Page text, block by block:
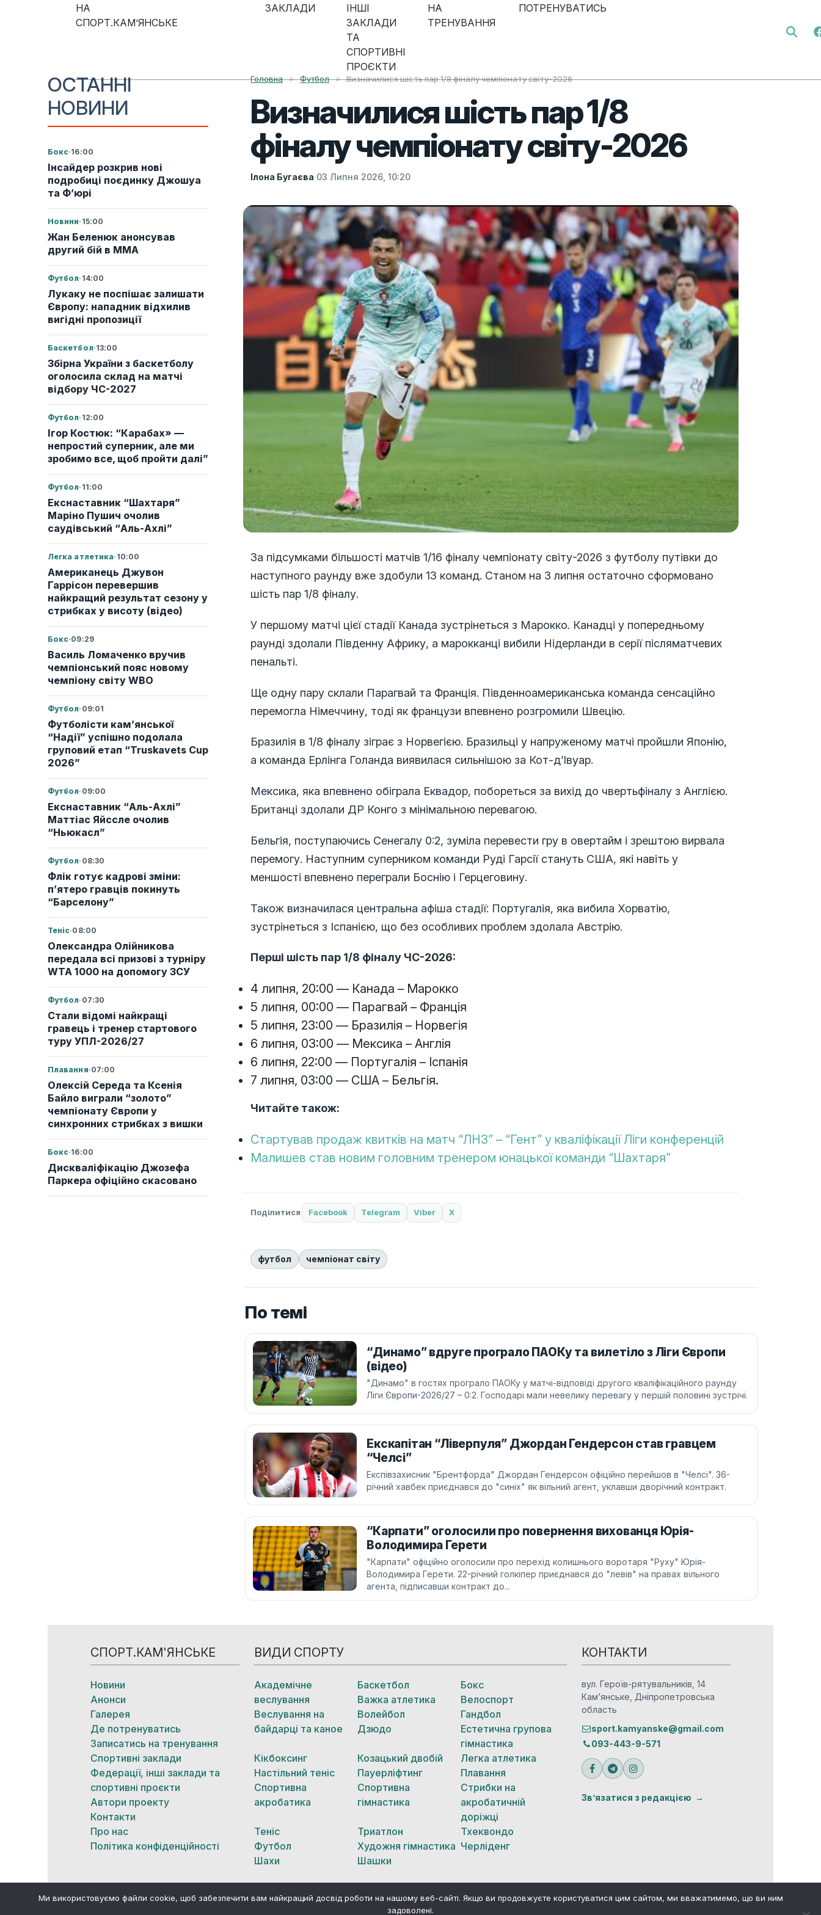
Skip to content
НА
СПОРТ.КАМ’ЯНСЬКЕ
ЗАКЛАДИ
ІНШІ
ЗАКЛАДИ
ТА
СПОРТИВНІ
ПРОЄКТИ
НА
ТРЕНУВАННЯ
ПОТРЕНУВАТИСЬ
ОСТАННІ
НОВИНИ
Бокс·16:00
Інсайдер розкрив нові
подробиці поєдинку Джошуа
та Ф’юрі
Новини· 15:00
Жан Беленюк анонсував
другий бій в ММА
Футбол· 14:00
Лукаку не поспішає залишати
Європу: нападник відхилив
вигідні пропозиції
Баскетбол·13:00
Збірна України з баскетболу
оголосила склад на матчі
відбору ЧС-2027
Футбол· 12:00
Ігор Костюк: “Карабах» —
непростий суперник, але ми
зробимо все, щоб пройти далі”
Футбол· 11:00
Екснаставник “Шахтаря”
Маріно Пушич очолив
саудівський “Аль-Ахлі”
Легка атлетика· 10:00
Американець Джувон
Гаррісон перевершив
найкращий результат сезону у
стрибках у висоту (відео)
Бокс·09:29
Василь Ломаченко вручив
чемпіонський пояс новому
чемпіону світу WBO
Футбол· 09:01
Футболісти кам’янської
“Надії” успішно подолала
груповий етап “Truskavets Cup
2026”
Футбол· 09:00
Екснаставник “Аль-Ахлі”
Маттіас Яйссле очолив
“Ньюкасл”
Футбол· 08:30
Флік готує кадрові зміни:
п’ятеро гравців покинуть
“Барселону”
Теніс·08:00
Олександра Олійникова
передала всі призові з турніру
WTA 1000 на допомогу ЗСУ
Футбол· 07:30
Стали відомі найкращі
гравець і тренер стартового
туру УПЛ-2026/27
Плавання·07:00
Олексій Середа та Ксенія
Байло виграли “золото”
чемпіонату Європи у
синхронних стрибках з вишки
Бокс·16:00
Дискваліфікацію Джозефа
Паркера офіційно скасовано
Головна » Футбол » Визначилися шість пар 1/8 фіналу чемпіонату світу-2026
Визначилися шість пар 1/8
фіналу чемпіонату світу-2026
Ілона Бугаєва·03 Липня 2026, 10:20
За підсумками більшості матчів 1/16 фіналу чемпіонату світу-2026 з футболу путівки до
наступного раунду вже здобули 13 команд. Станом на 3 липня остаточно сформовано
шість пар 1/8 фіналу.
У першому матчі цієї стадії Канада зустрінеться з Марокко. Канадці у попередньому
раунді здолали Південну Африку, а марокканці вибили Нідерланди в серії післяматчевих
пенальті.
Ще одну пару склали Парагвай та Франція. Південноамериканська команда сенсаційно
перемогла Німеччину, тоді як французи впевнено розгромили Швецію.
Бразилія в 1/8 фіналу зіграє з Норвегією. Бразильці у напруженому матчі пройшли Японію,
а команда Ерлінга Голанда виявилася сильнішою за Кот-д’Івуар.
Мексика, яка впевнено обіграла Еквадор, побореться за вихід до чвертьфіналу з Англією.
Британці здолали ДР Конго з мінімальною перевагою.
Бельгія, поступаючись Сенегалу 0:2, зуміла перевести гру в овертайм і зрештою вирвала
перемогу. Наступним суперником команди Руді Гарсії стануть США, які навіть у
меншості впевнено переграли Боснію і Герцеговину.
Також визначилася центральна афіша стадії: Португалія, яка вибила Хорватію,
зустрінеться з Іспанією, що без особливих проблем здолала Австрію.
Перші шість пар 1/8 фіналу ЧС-2026:
4 липня, 20:00 — Канада – Марокко
5 липня, 00:00 — Парагвай – Франція
5 липня, 23:00 — Бразилія – Норвегія
6 липня, 03:00 — Мексика – Англія
6 липня, 22:00 — Португалія – Іспанія
7 липня, 03:00 — США – Бельгія.
Читайте також:
Стартував продаж квитків на матч “ЛНЗ” – “Гент” у кваліфікації Ліги конференцій
Малишев став новим головним тренером юнацької команди “Шахтаря”
Поділитися Facebook Telegram Viber X
футбол чемпіонат світу
По темі
“Динамо” вдруге програло ПАОКу та вилетіло з Ліги Європи
(відео)
"Динамо" в гостях програло ПАОКу у матчі-відповіді другого кваліфікаційного раунду
Ліги Європи-2026/27 – 0:2. Господарі мали невелику перевагу у першій половині зустрічі.
Екскапітан “Ліверпуля” Джордан Гендерсон став гравцем
“Челсі”
Експівзахисник "Брентфорда" Джордан Гендерсон офіційно перейшов в "Челсі". 36-
річний хавбек приєднався до "синіх" як вільний агент, уклавши дворічний контракт.
“Карпати” оголосили про повернення вихованця Юрія-
Володимира Герети
"Карпати" офіційно оголосили про перехід колишнього воротаря "Руху" Юрія-
Володимира Герети. 22-річний голкіпер приєднався до "левів" на правах вільного
агента, підписавши контракт до...
СПОРТ.КАМ'ЯНСЬКЕ
Новини
Анонси
Галерея
Де потренуватись
Записатись на тренування
Спортивні заклади
Федерації, інші заклади та
спортивні проєкти
Автори проекту
Контакти
Про нас
Політика конфіденційності
ВИДИ СПОРТУ
Академічне
веслування
Баскетбол
Бокс
Важка атлетика
Велоспорт
Веслування на
байдарці та каное
Волейбол
Гандбол
Дзюдо
Естетична групова
гімнастика
Кікбоксинг
Козацький двобій
Легка атлетика
Настільний теніс
Пауерліфтинг
Плавання
Спортивна
акробатика
Спортивна
гімнастика
Стрибки на
акробатичній
доріжці
Теніс
Триатлон
Тхеквондо
Футбол
Художня гімнастика Черліденг
Шахи
Шашки
КОНТАКТИ
вул. Героїв-рятувальників, 14
Кам’янське, Дніпропетровська
область
sport.kamyanske@gmail.com
093-443-9-571
Зв’язатися з редакцією
Ми використовуємо файли cookie, щоб забезпечити вам найкращий досвід роботи на нашому веб-сайті. Якщо ви продовжуєте користуватися цим сайтом, ми вважатимемо, що ви ним
задоволені.